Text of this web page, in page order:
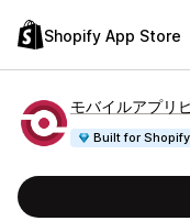
Shopify App Store
モバイルアプリ
Built for Shopify